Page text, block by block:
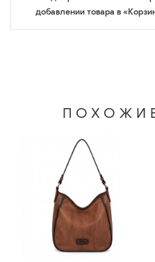
добавлении товара в